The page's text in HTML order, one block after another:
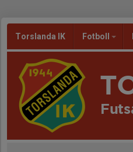
Torslanda IK Fotboll